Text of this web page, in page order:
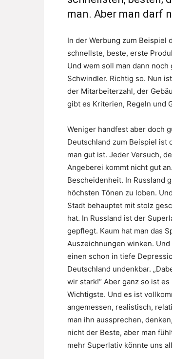
man. Aber man darf
In der Werbung zum Beispiel
schnellste, beste, erste
Und wem soll man dann
Schwindler. Richtig so. Nun
der Mitarbeiterzahl, der
gibt es Kriterien, Regeln und
Weniger handfest aber doch
Deutschland zum Beispiel ist
man gut ist. Jeder Versuch,
Angeberei kommt nicht gut
Bescheidenheit. In Russland
höchsten Tönen zu loben.
Stadt behauptet mit stolz
hat. In Russland ist der
gepflegt. Kaum hat man das
Auszeichnungen winken.
einen schon in tiefe
Deutschland undenkbar.
wir stark!“ Aber ganz so ist
Wichtigste. Und es ist
angemessen, realistisch,
man ihn aussprechen,
nicht der Beste, aber man
mehr Superlativ könnte uns